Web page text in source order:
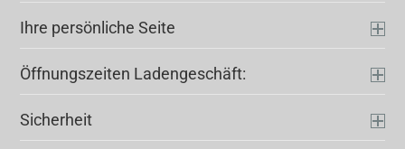
Ihre persönliche Seite
Öffnungszeiten Ladengeschäft:
Sicherheit